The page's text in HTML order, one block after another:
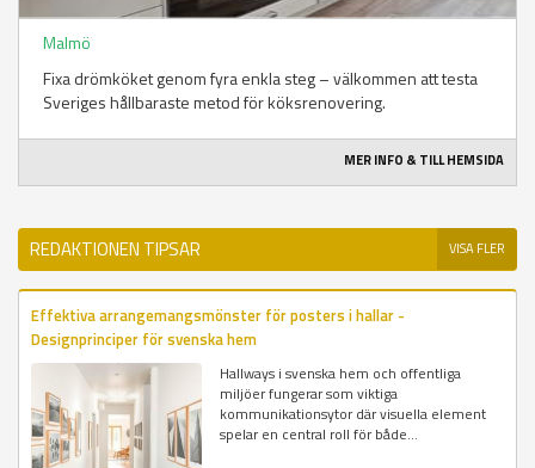
Malmö
Fixa drömköket genom fyra enkla steg – välkommen att testa
Sveriges hållbaraste metod för köksrenovering.
MER INFO & TILL HEMSIDA
REDAKTIONEN TIPSAR VISA FLER
Effektiva arrangemangsmönster för posters i hallar -
Designprinciper för svenska hem
Hallways i svenska hem och offentliga
miljöer fungerar som viktiga
kommunikationsytor där visuella element
spelar en central roll för både...